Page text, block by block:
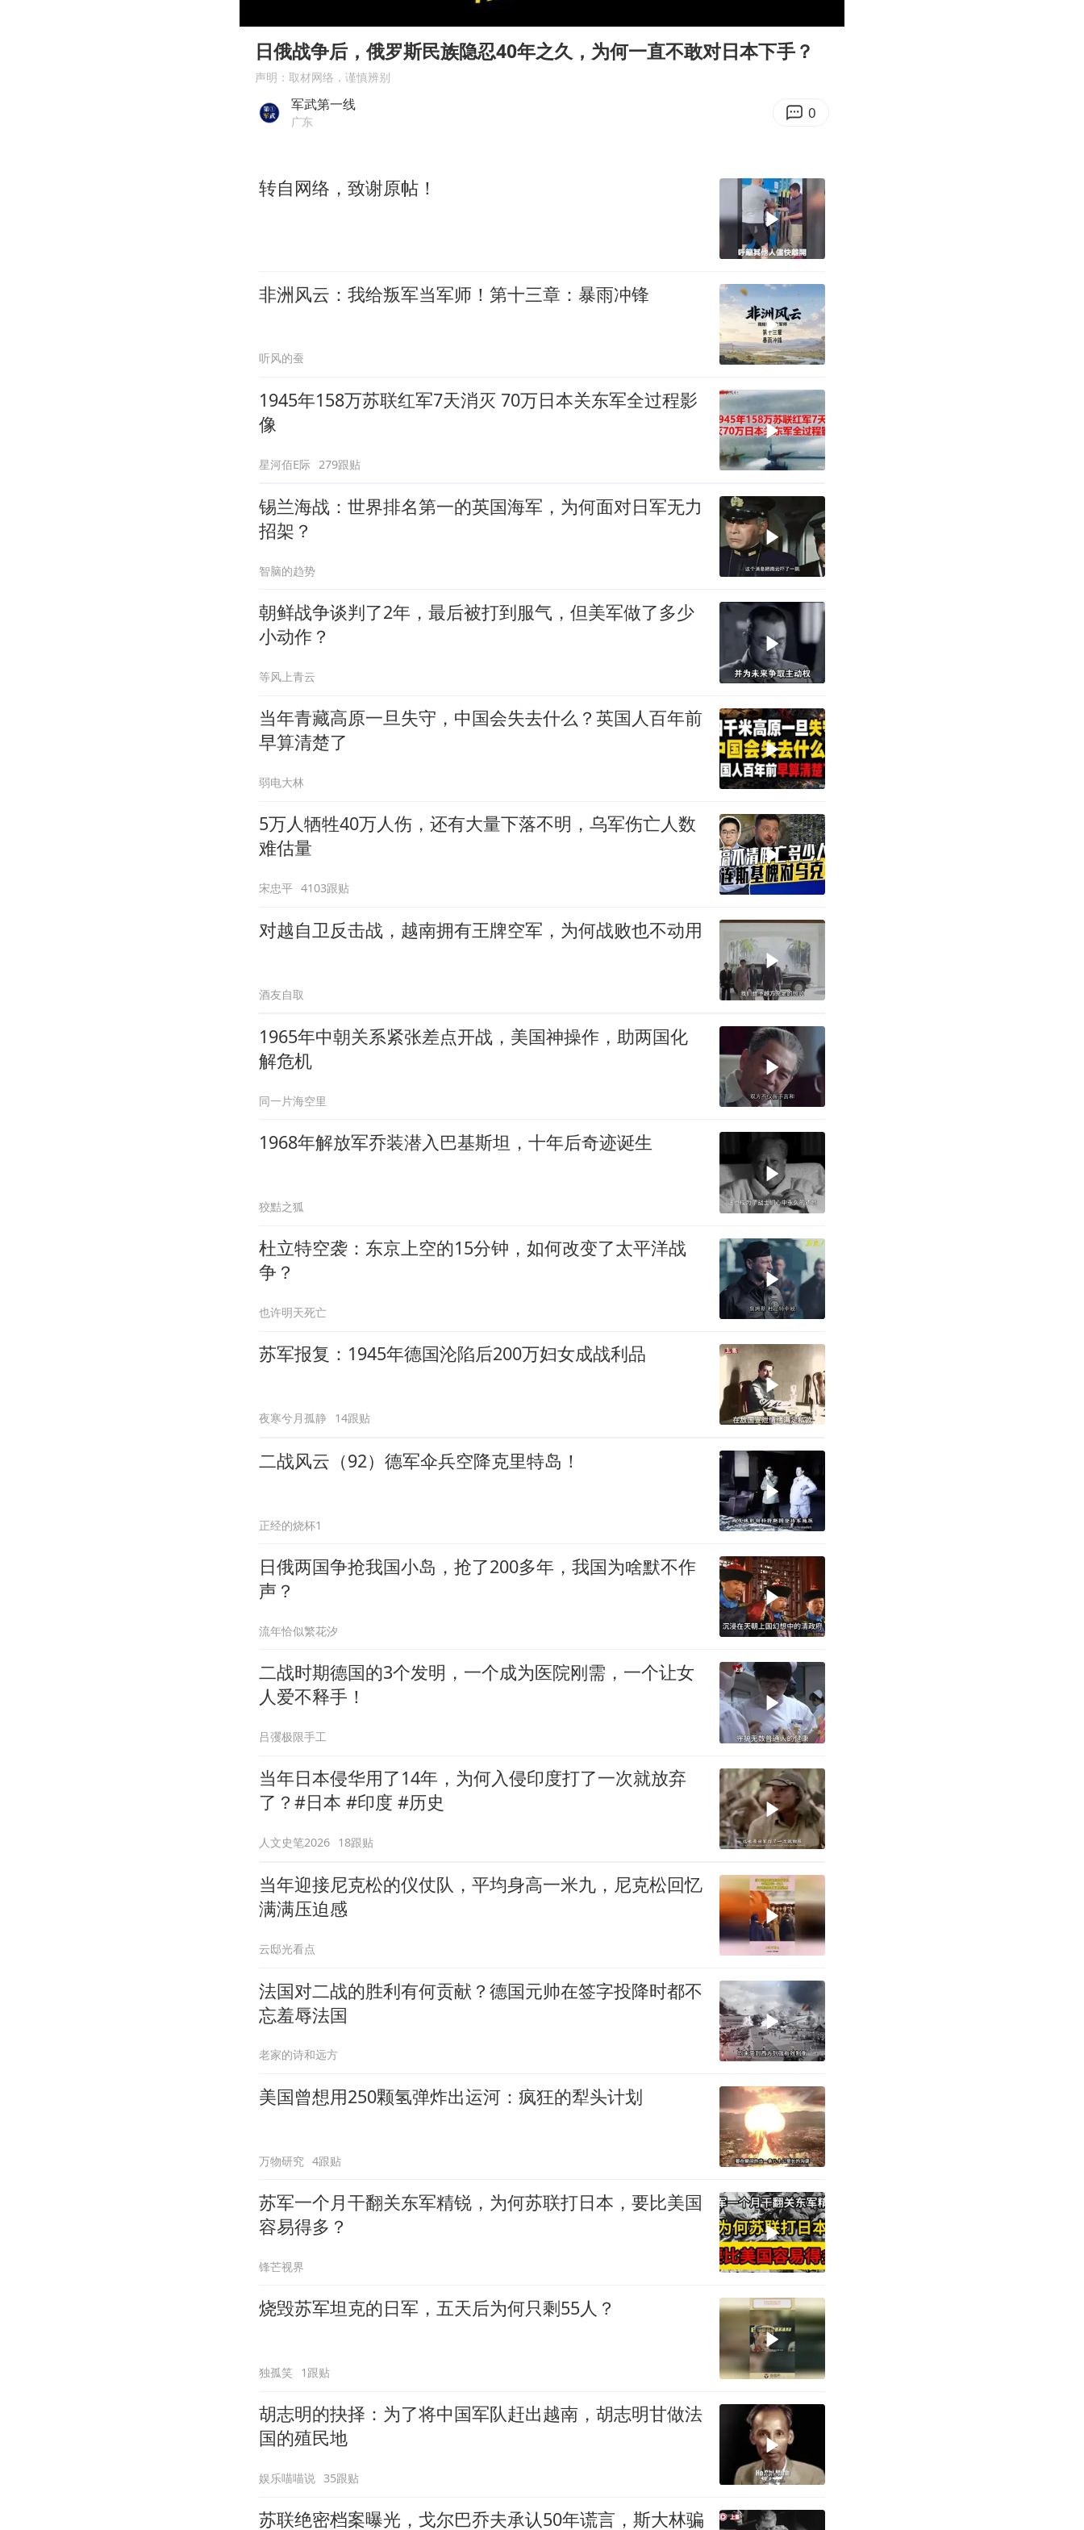
男子结婚8年3个女儿均非亲生
男子杀人后逃进深山21年活得像野人
如何把百年大党建设得更加坚强有力？
日俄战争后，俄罗斯民族隐忍40年之久，为何一直不敢对日本下手？
声明：取材网络，谨慎辨别
军武第一线
广东 0
转自网络，致谢原帖！
非洲风云：我给叛军当军师！第十三章：暴雨冲锋
听风的蚕
1945年158万苏联红军7天消灭 70万日本关东军全过程影
像
星河佰E际 279跟贴
锡兰海战：世界排名第一的英国海军，为何面对日军无力
招架？
智脑的趋势
朝鲜战争谈判了2年，最后被打到服气，但美军做了多少
小动作？
等风上青云
当年青藏高原一旦失守，中国会失去什么？英国人百年前
早算清楚了
弱电大林
5万人牺牲40万人伤，还有大量下落不明，乌军伤亡人数
难估量
宋忠平 4103跟贴
对越自卫反击战，越南拥有王牌空军，为何战败也不动用
酒友自取
1965年中朝关系紧张差点开战，美国神操作，助两国化
解危机
同一片海空里
1968年解放军乔装潜入巴基斯坦，十年后奇迹诞生
狡黠之狐
杜立特空袭：东京上空的15分钟，如何改变了太平洋战
争？
也许明天死亡
苏军报复：1945年德国沦陷后200万妇女成战利品
夜寒兮月孤静 14跟贴
二战风云（92）德军伞兵空降克里特岛！
正经的烧杯1
日俄两国争抢我国小岛，抢了200多年，我国为啥默不作
声？
流年恰似繁花汐
二战时期德国的3个发明，一个成为医院刚需，一个让女
人爱不释手！
吕彏极限手工
当年日本侵华用了14年，为何入侵印度打了一次就放弃
了？#日本 #印度 #历史
人文史笔2026 18跟贴
当年迎接尼克松的仪仗队，平均身高一米九，尼克松回忆
满满压迫感
云邸光看点
法国对二战的胜利有何贡献？德国元帅在签字投降时都不
忘羞辱法国
老家的诗和远方
美国曾想用250颗氢弹炸出运河：疯狂的犁头计划
万物研究 4跟贴
苏军一个月干翻关东军精锐，为何苏联打日本，要比美国
容易得多？
锋芒视界
烧毁苏军坦克的日军，五天后为何只剩55人？
独孤笑 1跟贴
胡志明的抉择：为了将中国军队赶出越南，胡志明甘做法
国的殖民地
娱乐喵喵说 35跟贴
苏联绝密档案曝光，戈尔巴乔夫承认50年谎言，斯大林骗